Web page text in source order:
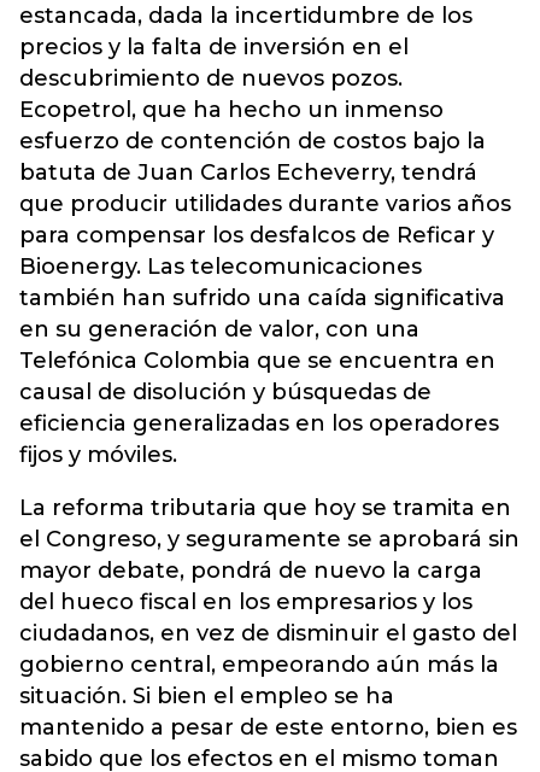
estancada, dada la incertidumbre de los
precios y la falta de inversión en el
descubrimiento de nuevos pozos.
Ecopetrol, que ha hecho un inmenso
esfuerzo de contención de costos bajo la
batuta de Juan Carlos Echeverry, tendrá
que producir utilidades durante varios años
para compensar los desfalcos de Reficar y
Bioenergy. Las telecomunicaciones
también han sufrido una caída significativa
en su generación de valor, con una
Telefónica Colombia que se encuentra en
causal de disolución y búsquedas de
eficiencia generalizadas en los operadores
fijos y móviles.
La reforma tributaria que hoy se tramita en
el Congreso, y seguramente se aprobará sin
mayor debate, pondrá de nuevo la carga
del hueco fiscal en los empresarios y los
ciudadanos, en vez de disminuir el gasto del
gobierno central, empeorando aún más la
situación. Si bien el empleo se ha
mantenido a pesar de este entorno, bien es
sabido que los efectos en el mismo toman